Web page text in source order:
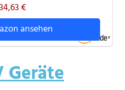
€
ansehen
Geräte